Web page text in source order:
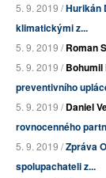
5. 9. 2019 /Hurikán
klimatickými z...
5. 9. 2019 /Roman
5. 9. 2019 /
preventivního
5. 9. 2019 /Daniel
rovnocenného
5. 9. 2019 /Zpráva
spolupachateli z...